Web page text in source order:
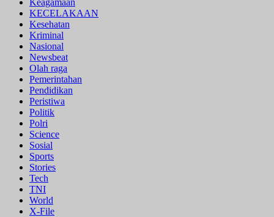
KECELAKAAN
Kesehatan
Kriminal
Nasional
Newsbeat
Olah raga
Pemerintahan
Pendidikan
Peristiwa
Politik
Polri
Science
Sosial
Sports
Stories
Tech
TNI
World
X-File